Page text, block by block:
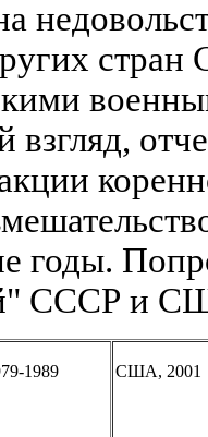
годы.
СССР и
1989 США, 2001